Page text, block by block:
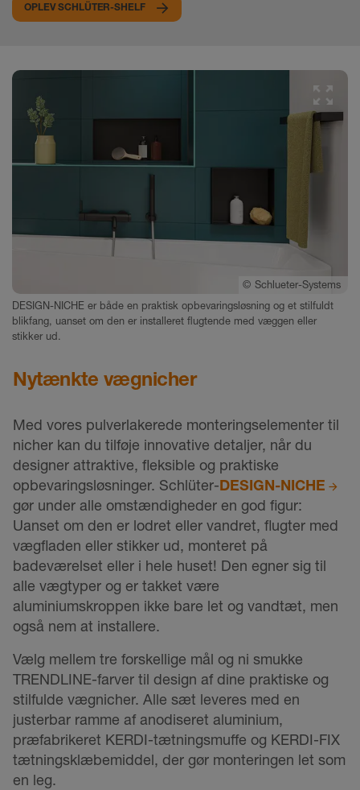
OPLEV SCHLÜTER-SHELF
© Schlueter-Systems
DESIGN-NICHE er både en praktisk opbevaringsløsning og et stilfuldt
blikfang, uanset om den er installeret flugtende med væggen eller
stikker ud.
Nytænkte vægnicher
Med vores pulverlakerede monteringselementer til
nicher kan du tilføje innovative detaljer, når du
designer attraktive, fleksible og praktiske
opbevaringsløsninger. Schlüter-DESIGN-NICHE
gør under alle omstændigheder en god figur:
Uanset om den er lodret eller vandret, flugter med
vægfladen eller stikker ud, monteret på
badeværelset eller i hele huset! Den egner sig til
alle vægtyper og er takket være
aluminiumskroppen ikke bare let og vandtæt, men
også nem at installere.
Vælg mellem tre forskellige mål og ni smukke
TRENDLINE-farver til design af dine praktiske og
stilfulde vægnicher. Alle sæt leveres med en
justerbar ramme af anodiseret aluminium,
præfabrikeret KERDI-tætningsmuffe og KERDI-FIX
tætningsklæbemiddel, der gør monteringen let som
en leg.